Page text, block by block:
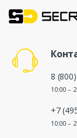
8
10:00 –
+7
10:00 –